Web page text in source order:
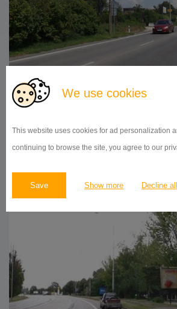
We use cookies
This website uses cookies for ad personalization
continuing to browse the site, you agree to our
Save Show more Decline
510x240